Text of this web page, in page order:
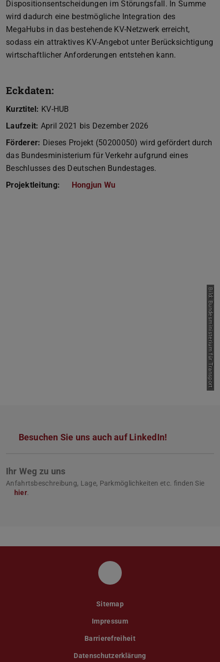
Dispositionsentscheidungen im Störungsfall. In Summe
wird dadurch eine bestmögliche Integration des
MegaHubs in das bestehende KV-Netzwerk erreicht,
sodass ein attraktives KV-Angebot unter Berücksichtigung
wirtschaftlicher Anforderungen entstehen kann.
Eckdaten:
Kurztitel: KV-HUB
Laufzeit: April 2021 bis Dezember 2026
Förderer: Dieses Projekt (50200050) wird gefördert durch
das Bundesministerium für Verkehr aufgrund eines
Beschlusses des Deutschen Bundestages.
Projektleitung:
Hongjun Wu
Bild: Bundesministerium für Transport
Besuchen Sie uns auch auf LinkedIn!
Ihr Weg zu uns
Anfahrtsbeschreibung, Lage, Parkmöglichkeiten etc. finden Sie
hier.
LinkedIn
Sitemap
Impressum
Barrierefreiheit
Datenschutzerklärung